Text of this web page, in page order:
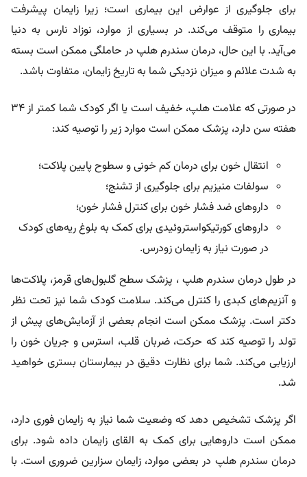
برای جلوگیری از عوارض این بیماری است؛ زیرا زایمان پیشرفت
بیماری را متوقف می‌کند. در بسیاری از موارد، نوزاد نارس به دنیا
می‌آید. با این حال، درمان سندرم هلپ در حاملگی ممکن است بسته
به شدت علائم و میزان نزدیکی شما به تاریخ زایمان، متفاوت باشد.
در صورتی که علامت هلپ، خفیف است یا اگر کودک شما کمتر از ۳۴
هفته سن دارد، پزشک ممکن است موارد زیر را توصیه کند:
انتقال خون برای درمان کم خونی و سطوح پایین پلاکت؛
سولفات منیزیم برای جلوگیری از تشنج؛
داروهای ضد فشار خون برای کنترل فشار خون؛
داروهای کورتیکواستروئیدی برای کمک به بلوغ ریه‌های کودک
در صورت نیاز به زایمان زودرس.
در طول درمان سندرم هلپ ، پزشک سطح گلبول‌های قرمز، پلاکت‌ها
و آنزیم‌های کبدی را کنترل می‌کند. سلامت کودک شما نیز تحت نظر
دکتر است. پزشک ممکن است انجام بعضی از آزمایش‌های پیش از
تولد را توصیه کند که حرکت، ضربان قلب، استرس و جریان خون را
ارزیابی می‌کند. شما برای نظارت دقیق در بیمارستان بستری خواهید
شد.
اگر پزشک تشخیص دهد که وضعیت شما نیاز به زایمان فوری دارد،
ممکن است داروهایی برای کمک به القای زایمان داده شود. برای
درمان سندرم هلپ در بعضی موارد، زایمان سزارین ضروری است. با